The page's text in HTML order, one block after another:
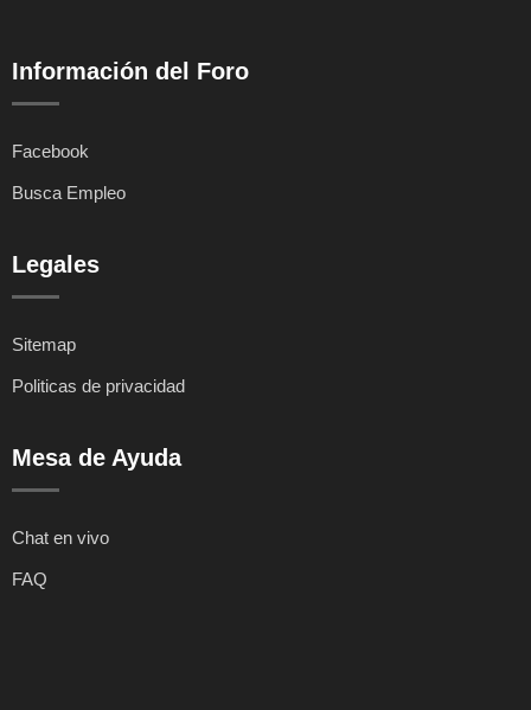
Información del Foro
Facebook
Busca Empleo
Legales
Sitemap
Politicas de privacidad
Mesa de Ayuda
Chat en vivo
FAQ